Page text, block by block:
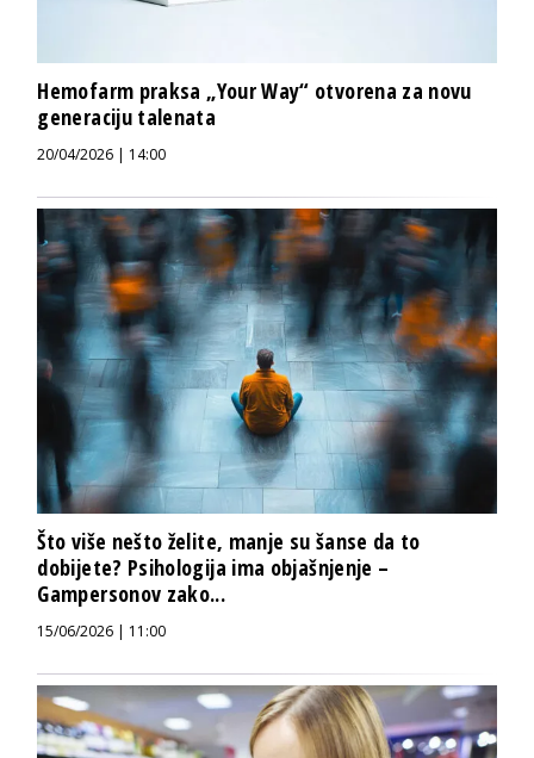
Hemofarm praksa „Your Way“ otvorena za novu
generaciju talenata
20/04/2026 | 14:00
Što više nešto želite, manje su šanse da to
dobijete? Psihologija ima objašnjenje –
Gampersonov zako...
15/06/2026 | 11:00